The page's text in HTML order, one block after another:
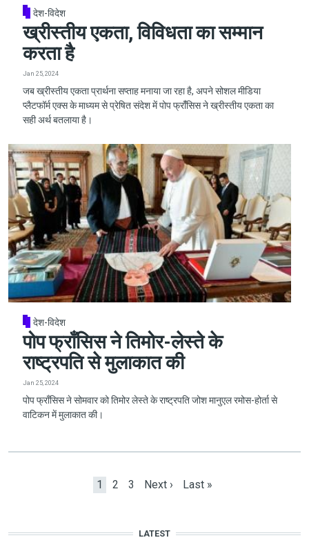
देश-विदेश
ख्रीस्तीय एकता, विविधता का सम्मान
करता है
Jan 25, 2024
जब ख्रीस्तीय एकता प्रार्थना सप्ताह मनाया जा रहा है, अपने सोशल मीडिया
प्लैटफॉर्म एक्स के माध्यम से प्रेषित संदेश में पोप फ्रांँसिस ने ख्रीस्तीय एकता का
सही अर्थ बतलाया है।
देश-विदेश
पोप फ्राँसिस ने तिमोर-लेस्ते के
राष्ट्रपति से मुलाकात की
Jan 25, 2024
पोप फ्राँसिस ने सोमवार को तिमोर लेस्ते के राष्ट्रपति जोश मानुएल रमोस-होर्ता से
वाटिकन में मुलाकात की।
Current page
1 Page
2 Page
3 Next page
Next › Last page
Last »
LATEST